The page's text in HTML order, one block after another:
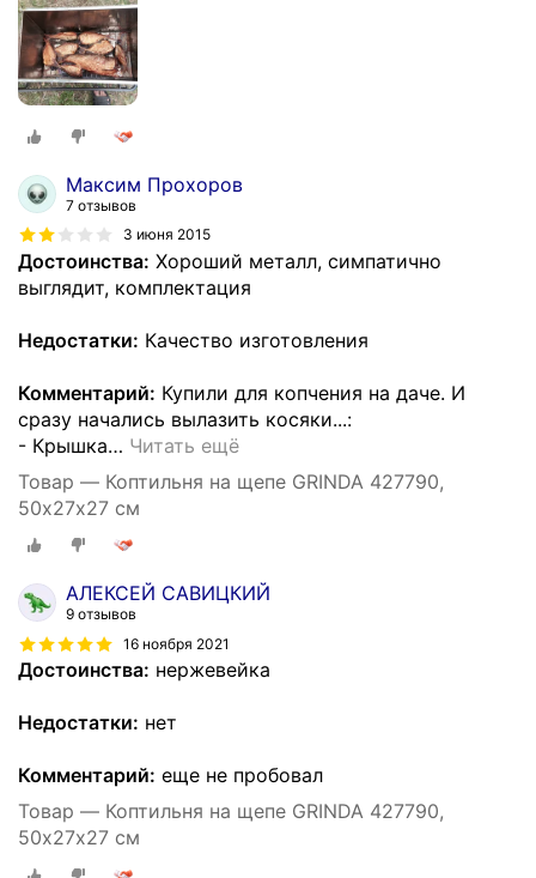
Максим Прохоров
7 отзывов
3 июня 2015
Достоинства: Хороший металл, симпатично
выглядит, комплектация
Недостатки: Качество изготовления
Комментарий: Купили для копчения на даче. И
сразу начались вылазить косяки...:
- Крышка… Читать ещё
Товар — Коптильня на щепе GRINDA 427790,
50х27х27 см
АЛЕКСЕЙ САВИЦКИЙ
9 отзывов
16 ноября 2021
Достоинства: нержевейка
Недостатки: нет
Комментарий: еще не пробовал
Товар — Коптильня на щепе GRINDA 427790,
50х27х27 см